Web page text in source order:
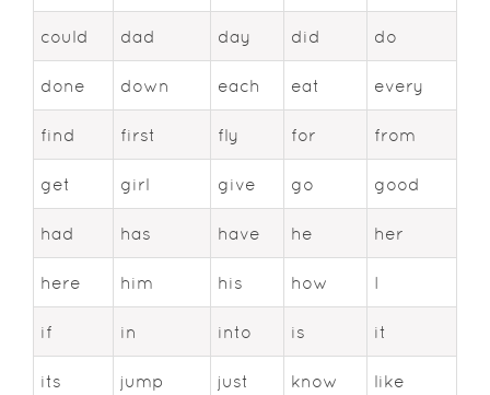
could dad day did do
done down each eat every
find first fly for from
get girl give go good
had has have he her
here him his how I
if in into is it
its jump just know like